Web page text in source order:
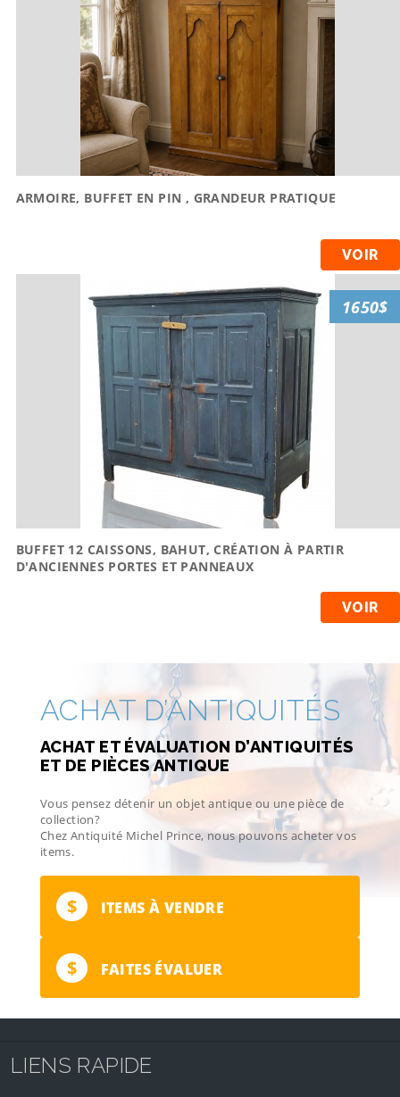
ARMOIRE, BUFFET EN PIN , GRANDEUR PRATIQUE
VOIR
BUFFET 12 CAISSONS, BAHUT, CRÉATION À PARTIR
D'ANCIENNES PORTES ET PANNEAUX
VOIR
1650$
ACHAT D’ANTIQUITÉS
ACHAT ET ÉVALUATION D’ANTIQUITÉS
ET DE PIÈCES ANTIQUE
Vous pensez détenir un objet antique ou une pièce de
collection?
Chez Antiquité Michel Prince, nous pouvons acheter vos
items.
$ ITEMS À VENDRE
$ FAITES ÉVALUER
LIENS RAPIDE